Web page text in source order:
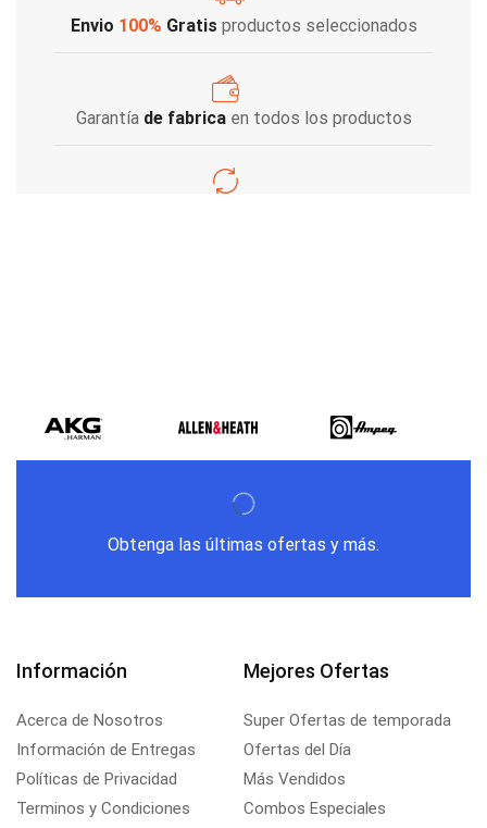
Envio 100% Gratis productos seleccionados
Garantía de fabricaen todos los productos
Obtenga las últimas ofertas y más.
Información
Acerca de Nosotros
Información de Entregas
Políticas de Privacidad
Terminos y Condiciones
Mejores Ofertas
Super Ofertas de temporada
Ofertas del Día
Más Vendidos
Combos Especiales